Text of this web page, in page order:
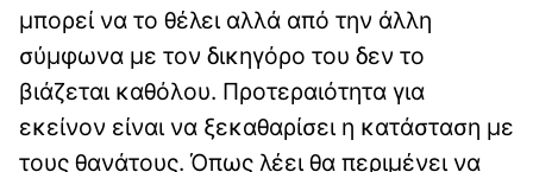
μπορεί να το θέλει αλλά από την άλλη
σύμφωνα με τον δικηγόρο του δεν το
βιάζεται καθόλου. Προτεραιότητα για
εκείνον είναι να ξεκαθαρίσει η κατάσταση με
τους θανάτους. Όπως λέει θα περιμένει να